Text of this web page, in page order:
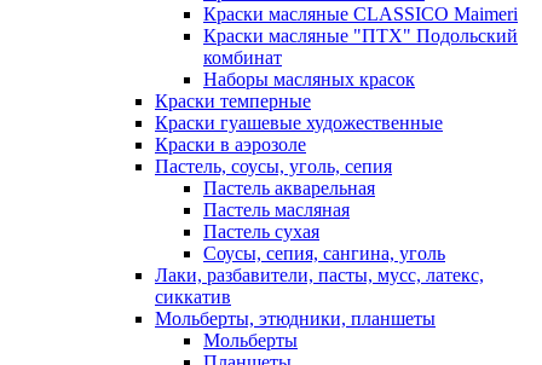
Краски масляные CLASSICO Maimeri
Краски масляные "ПТХ" Подольский
комбинат
Наборы масляных красок
Краски темперные
Краски гуашевые художественные
Краски в аэрозоле
Пастель, соусы, уголь, сепия
Пастель акварельная
Пастель масляная
Пастель сухая
Соусы, сепия, сангина, уголь
Лаки, разбавители, пасты, мусс, латекс,
сиккатив
Мольберты, этюдники, планшеты
Мольберты